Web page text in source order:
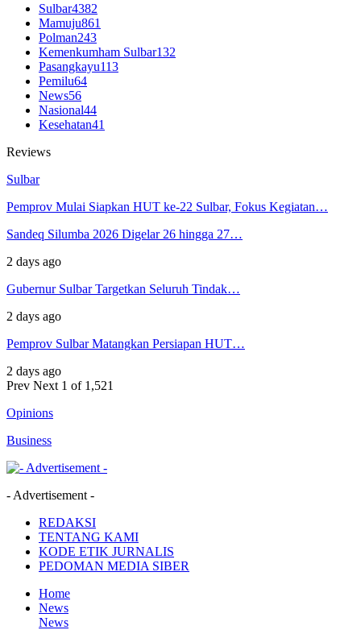
Sulbar4382
Mamuju861
Polman243
Kemenkumham Sulbar132
Pasangkayu113
Pemilu64
News56
Nasional44
Kesehatan41
Reviews
Sulbar
Pemprov Mulai Siapkan HUT ke-22 Sulbar, Fokus Kegiatan…
Sandeq Silumba 2026 Digelar 26 hingga 27…
2 days ago
Gubernur Sulbar Targetkan Seluruh Tindak…
2 days ago
Pemprov Sulbar Matangkan Persiapan HUT…
2 days ago
Prev Next 1 of 1,521
Opinions
Business
- Advertisement -
REDAKSI
TENTANG KAMI
KODE ETIK JURNALIS
PEDOMAN MEDIA SIBER
Home
News
News